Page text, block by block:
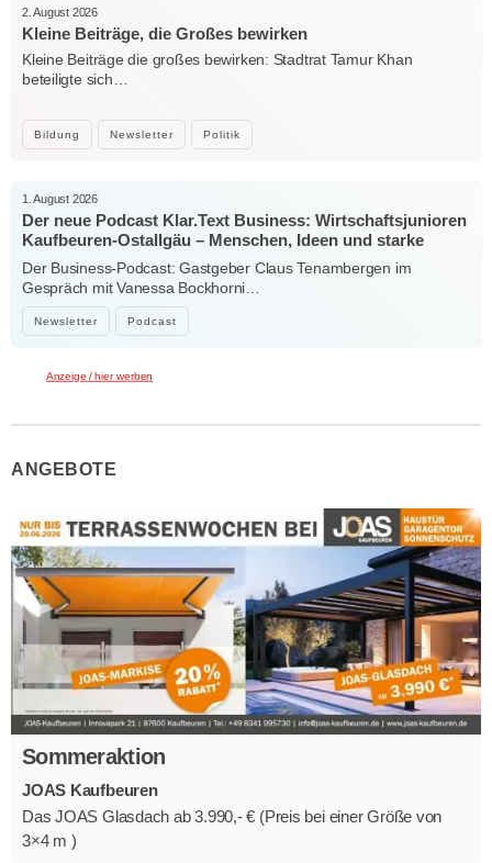
Bildung Newsletter Politik
2. August 2026
Kleine Beiträge, die Großes bewirken
Kleine Beiträge die großes bewirken: Stadtrat Tamur Khan
beteiligte sich…
Newsletter Podcast
1. August 2026
Der neue Podcast Klar.Text Business: Wirtschaftsjunioren
Kaufbeuren-Ostallgäu – Menschen, Ideen und starke
Verbindungen
Der Business-Podcast: Gastgeber Claus Tenambergen im
Gespräch mit Vanessa Bockhorni…
Anzeige / hier werben
ANGEBOTE
Sommeraktion
JOAS Kaufbeuren
Das JOAS Glasdach ab 3.990,- € (Preis bei einer Größe von
3×4 m )